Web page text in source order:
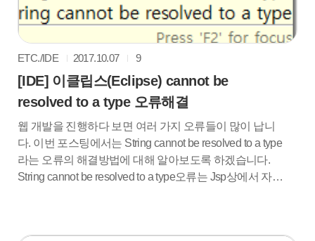
ETC./IDE 2017.10.07 9
[IDE] 이클립스(Eclipse) cannot be
resolved to a type 오류해결
웹 개발을 진행하다 보면 여러 가지 오류들이 많이 납니
다. 이번 포스팅에서는 String cannot be resolved to a type
라는 오류의 해결방법에 대해 알아보도록 하겠습니다.
String cannot be resolved to a type오류는 Jsp상에서 자바